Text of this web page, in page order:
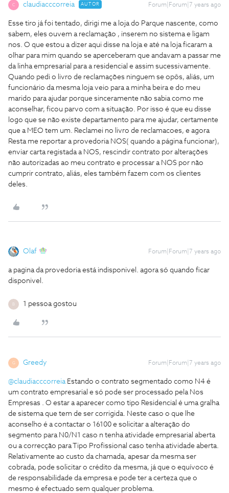
C claudiacccorreia AUTOR Forum|Forum|7 years ago
Esse tiro já foi tentado, dirigi me a loja do Parque nascente, como
sabem, eles ouvem a reclamação , inserem no sistema e ligam
nos. O que estou a dizer aqui disse na loja e até na loja ficaram a
olhar para mim quando se aperceberam que andavam a passar me
da linha empresarial para a residencial e assim sucessivamente.
Quando pedi o livro de reclamações ninguem se opôs, aliás, um
funcionário da mesma loja veio para a minha beira e do meu
marido para ajudar porque sinceramente não sabia como me
aconselhar, ficou parvo com a situação. Por isso é que eu disse
logo que se não existe departamento para me ajudar, certamente
que a MEO tem um. Reclamei no livro de reclamacoes, e agora
Resta me reportar a provedoria NOS( quando a página funcionar),
enviar carta registada a NOS, rescindir contrato por alterações
não autorizadas ao meu contrato e processar a NOS por não
cumprir contrato, aliás, eles também fazem com os clientes
deles.
Olaf Forum|Forum|7 years ago
a pagina da provedoria está indisponivel. agora só quando ficar
disponivel.
1 pessoa gostou
G Greedy Forum|Forum|7 years ago
@claudiacccorreiaEstando o contrato segmentado como N4 é
um contrato empresarial e só pode ser processado pela Nos
Empresas . O estar a aparecer como tipo Residencial é uma gralha
de sistema que tem de ser corrigida. Neste caso o que lhe
aconselho é a contactar o 16100 e solicitar a alteração do
segmento para N0/N1 caso n tenha atividade empresarial aberta
ou a correcção para Tipo Profissional caso tenha atividade aberta.
Relativamente ao custo da chamada, apesar da mesma ser
cobrada, pode solicitar o crédito da mesma, já que o equívoco é
de responsabilidade da empresa e pode ter a certeza que o
mesmo é efectuado sem qualquer problema.